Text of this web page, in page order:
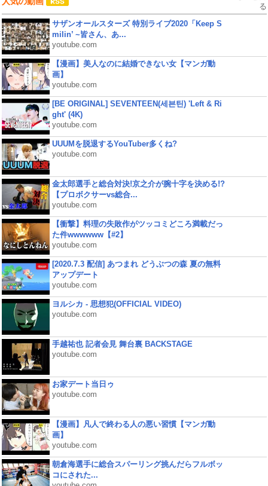
る
サザンオールスターズ 特別ライブ2020「Keep S
milin’ ~皆さん、あ...
youtube.com
【漫画】美人なのに結婚できない女【マンガ動
画】
youtube.com
[BE ORIGINAL] SEVENTEEN(세븐틴) 'Left & Ri
ght' (4K)
youtube.com
UUUMを脱退するYouTuber多くね?
youtube.com
金太郎選手と総合対決!京之介が腕十字を決める!?
【プロボクサーvs総合...
youtube.com
【衝撃】料理の失敗作がツッコミどころ満載だっ
た件wwwwww【#2】
youtube.com
[2020.7.3 配信] あつまれ どうぶつの森 夏の無料
アップデート
youtube.com
ヨルシカ - 思想犯(OFFICIAL VIDEO)
youtube.com
手越祐也 記者会見 舞台裏 BACKSTAGE
youtube.com
お家デート当日ゥ
youtube.com
【漫画】凡人で終わる人の悪い習慣【マンガ動
画】
youtube.com
朝倉海選手に総合スパーリング挑んだらフルボッ
コにされた...